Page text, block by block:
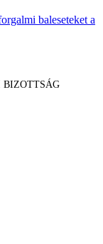
baleseteket a
BIZOTTSÁG